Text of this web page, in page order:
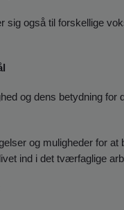
sig også til forskellige
og dens betydning for
og muligheder for at
ind i det tværfaglige